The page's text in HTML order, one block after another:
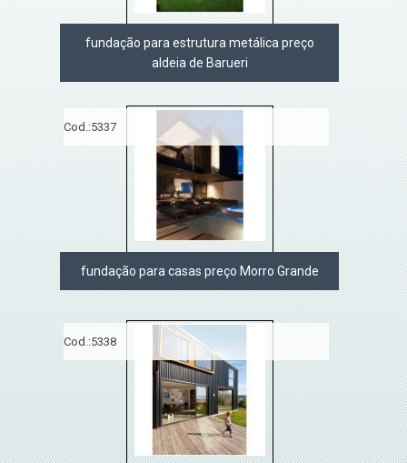
fundação para estrutura metálica preço
aldeia de Barueri
Cod.:5337
fundação para casas preço Morro Grande
Cod.:5338